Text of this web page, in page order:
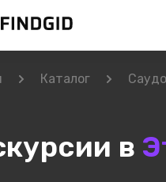
Каталог
в